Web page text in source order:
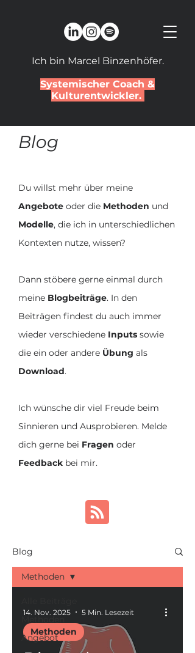
Ich bin Marcel Binzenhöfer.
Systemischer Coach &
Kulturentwickler.
Blog
Du willst mehr über meine
Angebote oder die Methoden und
Modelle, die ich in unterschiedlichen
Kontexten nutze, wissen?​​​
Dann stöbere gerne einmal durch
meine Blogbeiträge. In den
Beiträgen findest du auch immer
wieder verschiedene Inputs sowie
die ein oder andere Übung als
Download.
Ich wünsche dir viel Freude beim
Sinnieren und Ausprobieren. Melde
dich gerne bei Fragen oder
Feedback bei mir.
Blog
Angebot
Methoden
Methoden
14. Nov. 2025 5 Min. Lesezeit